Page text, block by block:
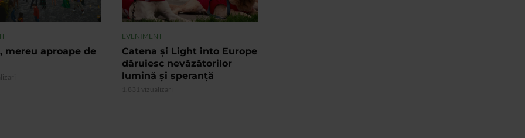
mereu aproape de
EVENIMENT
Catena și Light into Europe
dăruiesc nevăzătorilor
lumină și speranță
1.831 vizualizari